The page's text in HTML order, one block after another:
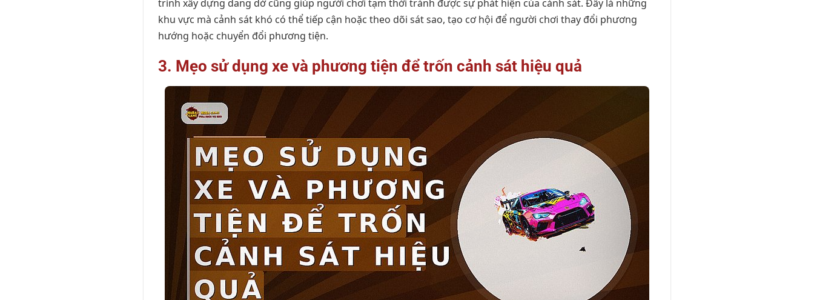
trình xây dựng dang dở cũng giúp người chơi tạm thời tránh được sự phát hiện của cảnh sát. Đây là những
khu vực mà cảnh sát khó có thể tiếp cận hoặc theo dõi sát sao, tạo cơ hội để người chơi thay đổi phương
hướng hoặc chuyển đổi phương tiện.
3. Mẹo sử dụng xe và phương tiện để trốn cảnh sát hiệu quả